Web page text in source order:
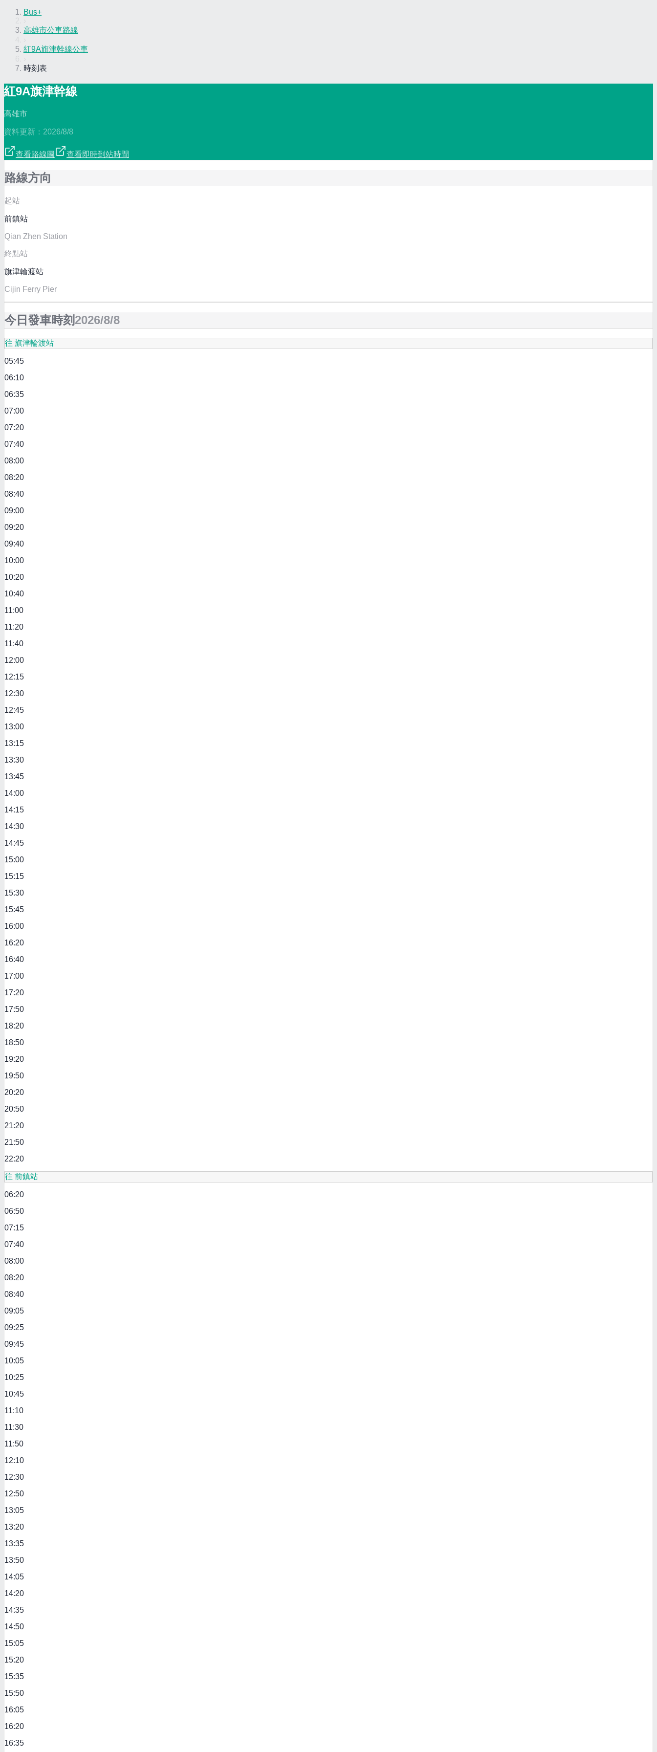
Bus+
高雄市公車路線
紅9A旗津幹線公車
時刻表
紅9A旗津幹線
高雄市
資料更新： 2026/8/8
查看路線圖 查看即時到站時間
路線方向
起站
前鎮站
Qian Zhen Station
終點站
旗津輪渡站
Cijin Ferry Pier
今日發車時刻 2026/8/8
往 旗津輪渡站
05:45
06:10
06:35
07:00
07:20
07:40
08:00
08:20
08:40
09:00
09:20
09:40
10:00
10:20
10:40
11:00
11:20
11:40
12:00
12:15
12:30
12:45
13:00
13:15
13:30
13:45
14:00
14:15
14:30
14:45
15:00
15:15
15:30
15:45
16:00
16:20
16:40
17:00
17:20
17:50
18:20
18:50
19:20
19:50
20:20
20:50
21:20
21:50
22:20
往 前鎮站
06:20
06:50
07:15
07:40
08:00
08:20
08:40
09:05
09:25
09:45
10:05
10:25
10:45
11:10
11:30
11:50
12:10
12:30
12:50
13:05
13:20
13:35
13:50
14:05
14:20
14:35
14:50
15:05
15:20
15:35
15:50
16:05
16:20
16:35